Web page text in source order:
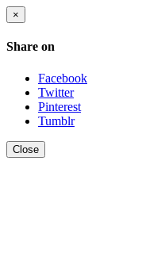
×
Share on
Facebook
Twitter
Pinterest
Tumblr
Close